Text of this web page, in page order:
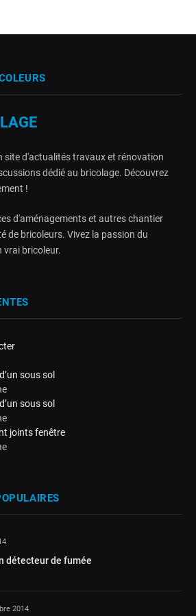
site d'actualités travaux et rénovation
dédié au bricolage. Découvrez
!
d'aménagements et autres chantier
de bricoleurs. Vivez la passion du
vrai bricoleur.
sous sol
sous sol
joints fenêtre
détecteur de fumée
2014